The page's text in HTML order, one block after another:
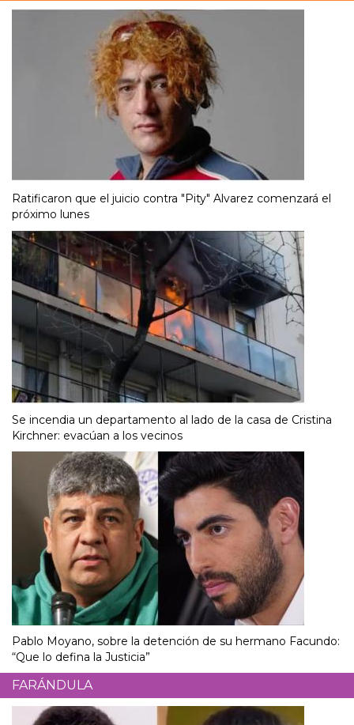
Ratificaron que el juicio contra "Pity" Alvarez comenzará el
próximo lunes
Se incendia un departamento al lado de la casa de Cristina
Kirchner: evacúan a los vecinos
Pablo Moyano, sobre la detención de su hermano Facundo:
“Que lo defina la Justicia”
FARÁNDULA